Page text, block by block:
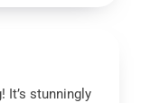
It’s stunningly